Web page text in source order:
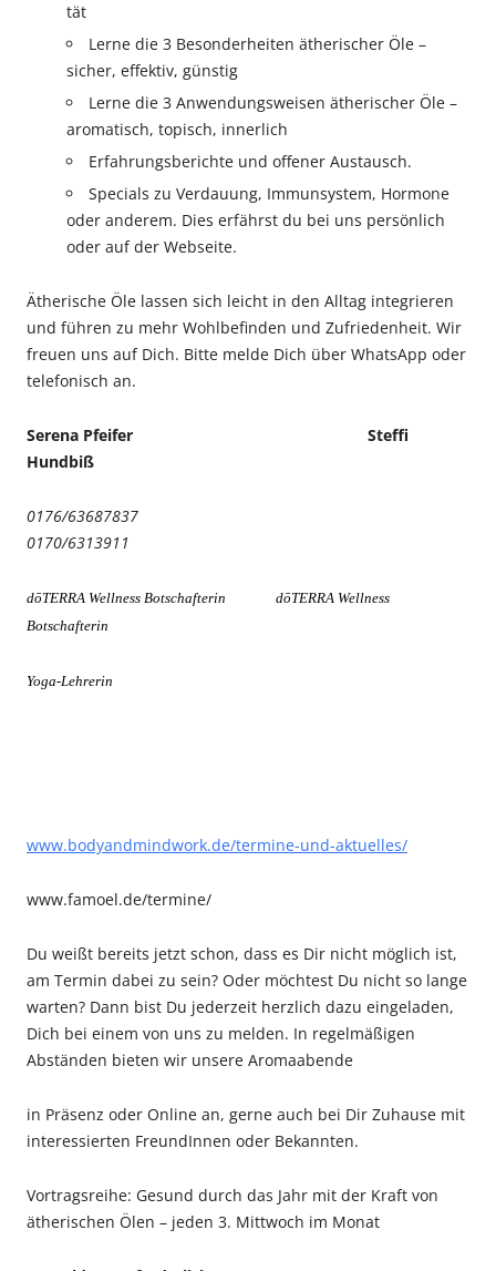
tät
Lerne die 3 Besonderheiten ätherischer Öle –
sicher, effektiv, günstig
Lerne die 3 Anwendungsweisen ätherischer Öle –
aromatisch, topisch, innerlich
Erfahrungsberichte und offener Austausch.
Specials zu Verdauung, Immunsystem, Hormone
oder anderem. Dies erfährst du bei uns persönlich
oder auf der Webseite.
Ätherische Öle lassen sich leicht in den Alltag integrieren
und führen zu mehr Wohlbefinden und Zufriedenheit. Wir
freuen uns auf Dich. Bitte melde Dich über WhatsApp oder
telefonisch an.
Serena Pfeifer Steffi
Hundbiß
0176/63687837
0170/6313911
dōTERRA Wellness Botschafterin dōTERRA Wellness
Botschafterin
Yoga-Lehrerin
www.bodyandmindwork.de/termine-und-aktuelles/
www.famoel.de/termine/
Du weißt bereits jetzt schon, dass es Dir nicht möglich ist,
am Termin dabei zu sein? Oder möchtest Du nicht so lange
warten? Dann bist Du jederzeit herzlich dazu eingeladen,
Dich bei einem von uns zu melden. In regelmäßigen
Abständen bieten wir unsere Aromaabende
in Präsenz oder Online an, gerne auch bei Dir Zuhause mit
interessierten FreundInnen oder Bekannten.
Vortragsreihe: Gesund durch das Jahr mit der Kraft von
ätherischen Ölen – jeden 3. Mittwoch im Monat